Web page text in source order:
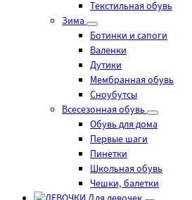
Текстильная обувь
Зима
Ботинки и сапоги
Валенки
Дутики
Мембранная обувь
Сноубутсы
Всесезонная обувь
Обувь для дома
Первые шаги
Пинетки
Школьная обувь
Чешки, балетки